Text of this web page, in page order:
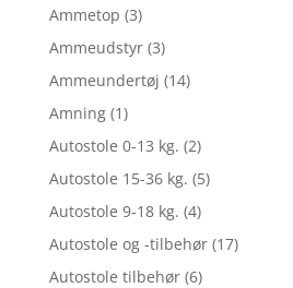
Ammetop (3)
Ammeudstyr (3)
Ammeundertøj (14)
Amning (1)
Autostole 0-13 kg. (2)
Autostole 15-36 kg. (5)
Autostole 9-18 kg. (4)
Autostole og -tilbehør (17)
Autostole tilbehør (6)